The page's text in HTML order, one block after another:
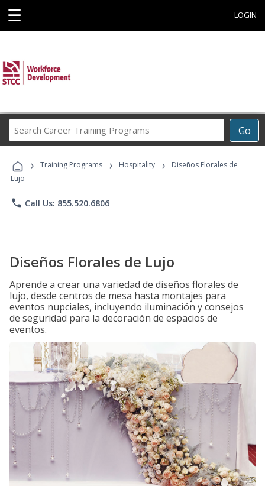
☰ LOGIN
Go
Career
Programs
› Training Programs › Hospitality ›
Diseños Florales de
Lujo
phone Call Us: 855.520.6806
Diseños Florales de Lujo
Aprende a crear una variedad de diseños florales de
lujo, desde centros de mesa hasta montajes para
eventos nupciales, incluyendo iluminación y consejos
de seguridad para la decoración de espacios de
eventos.